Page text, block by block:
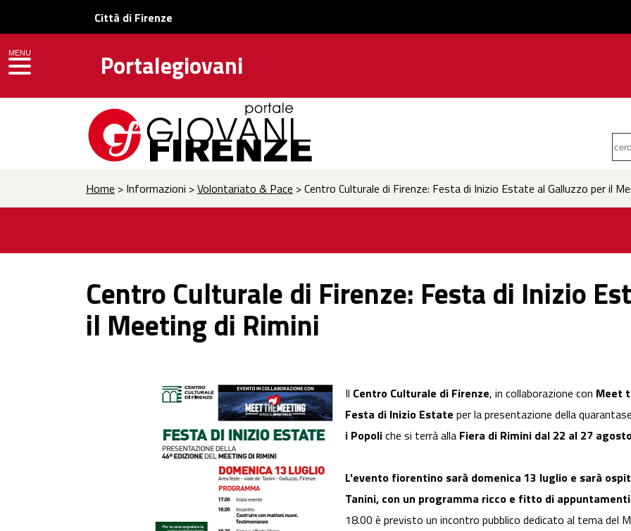
Città di Firenze
Portalegiovani
MENU
toggle navigation
Home > Informazioni >Volontariato & Pace > Centro Culturale di Firenze: Festa di Inizio Estate al Galluzzo per il
Centro Culturale di Firenze: Festa di Inizio
il Meeting di Rimini
Il Centro Culturale di Firenze, in collaborazione con Meet
Festa di Inizio Estate per la presentazione della
i Popoliche si terrà alla Fiera di Rimini dal 22 al 27
L'evento fiorentino sarà domenica 13 luglio e sarà
Tanini, con un programma ricco e fitto di appuntamenti
18.00 è previsto un incontro pubblico dedicato al tema del